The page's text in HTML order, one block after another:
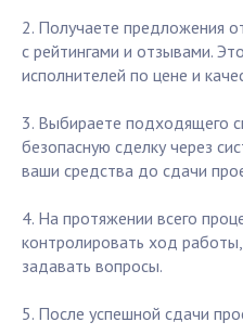
2. Получаете предложения
с рейтингами и отзывами.
исполнителей по цене и
3. Выбираете подходящего
безопасную сделку через
ваши средства до сдачи
4. На протяжении всего
контролировать ход
задавать вопросы.
5. После успешной сдачи